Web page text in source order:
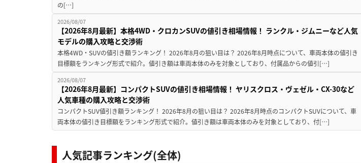
の[…]
2026/08/07
【2026年8月最新】本格4WD・クロカンSUVの値引き相場情報！ ランクル・ジムニーなど人気
モデルの購入攻略と交渉術
本格4WD・SUVの値引き額ランキング！ 2026年8月の狙い目は？ 2026年8月時点について、車両本体の値引き
目標額をランキング形式で紹介。値引き額は車両本体のみを対象としており、付属品からの値引[…]
2026/08/07
【2026年8月最新】コンパクトSUVの値引き相場情報！ ヤリスクロス・ヴェゼル・CX-30など
人気車種の購入攻略と交渉術
コンパクトSUV値引き額ランキング！ 2026年8月の狙い目は？ 2026年8月時点のコンパクトSUVについて、車
両本体の値引き目標額をランキング形式で紹介。値引き額は車両本体のみを対象としており、付[…]
人気記事ランキング(全体)